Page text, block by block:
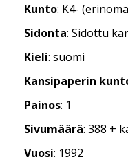
Kunto: K4-
Sidonta: Sidottu
Kieli: suomi
Kansipaperin
Painos: 1
Sivumäärä: 388 +
Vuosi: 1992